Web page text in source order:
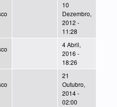
10
Dezembro,
2012 -
11:28
4 Abril,
2016 -
18:26
21
Outubro,
2014 -
02:00